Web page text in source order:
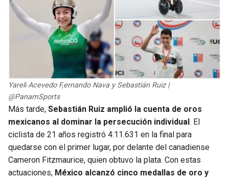
Yareli Acevedo F,ernando Nava y Sebastián Ruiz |
@PanamSports
Más tarde, Sebastián Ruiz amplió la cuenta de oros
mexicanos al dominar la persecución individual . El
ciclista de 21 años registró 4:11.631 en la final para
quedarse con el primer lugar, por delante del canadiense
Cameron Fitzmaurice, quien obtuvo la plata. Con estas
actuaciones, México alcanzó cinco medallas de oro y